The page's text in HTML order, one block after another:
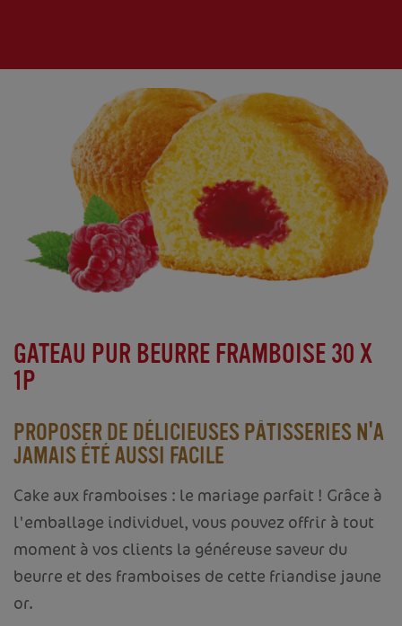
GATEAU PUR BEURRE FRAMBOISE 30 X
1P
PROPOSER DE DÉLICIEUSES PÂTISSERIES N'A
JAMAIS ÉTÉ AUSSI FACILE
Cake aux framboises : le mariage parfait ! Grâce à
l'emballage individuel, vous pouvez offrir à tout
moment à vos clients la généreuse saveur du
beurre et des framboises de cette friandise jaune
or.